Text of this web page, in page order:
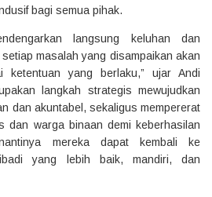
bagi semua pihak.
langsung keluhan dan
masalah yang disampaikan akan
ketentuan yang berlaku,” ujar Andi
langkah strategis mewujudkan
dan akuntabel, sekaligus mempererat
dan warga binaan demi keberhasilan
mereka dapat kembali ke
yang lebih baik, mandiri, dan